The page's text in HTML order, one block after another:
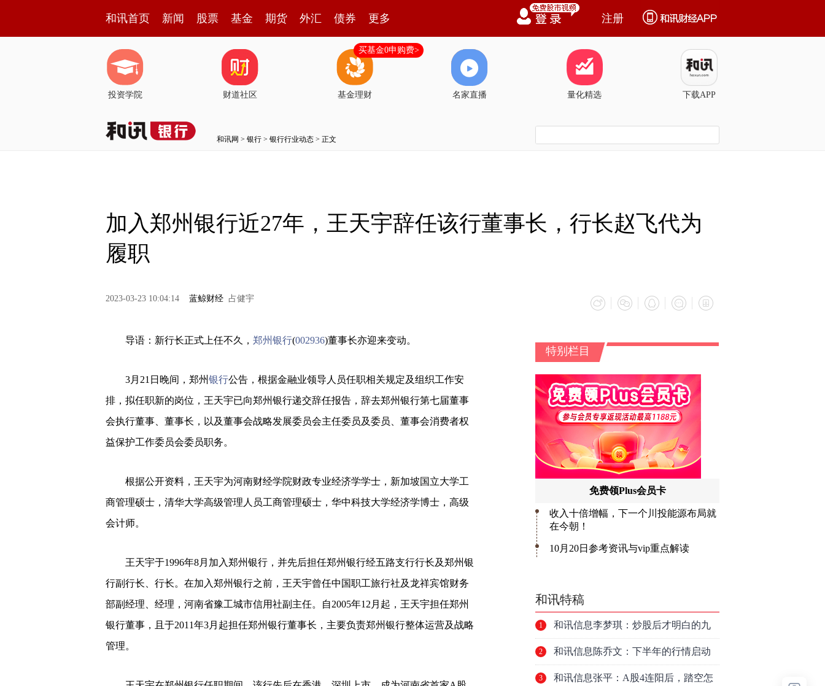
和讯首页 新闻 股票 基金 期货 外汇 债券 更多 注册
投资学院 财道社区 基金理财
买基金0申购费>
名家直播 量化精选 下载APP
和讯网 > 银行 > 银行行业动态 > 正文
加入郑州银行近27年，王天宇辞任该行董事长，行长赵飞代为
履职
2023-03-23 10:04:14 蓝鲸财经 占健宇
导语：新行长正式上任不久， 郑州银行(002936)董事长亦迎来变动。
3月21日晚间，郑州银行公告，根据金融业领导人员任职相关规定及组织工作安
排，拟任职新的岗位，王天宇已向郑州银行递交辞任报告，辞去郑州银行第七届董事
会执行董事、董事长，以及董事会战略发展委员会主任委员及委员、董事会消费者权
益保护工作委员会委员职务。
根据公开资料，王天宇为河南财经学院财政专业经济学学士，新加坡国立大学工
商管理硕士，清华大学高级管理人员工商管理硕士，华中科技大学经济学博士，高级
会计师。
王天宇于1996年8月加入郑州银行，并先后担任郑州银行经五路支行行长及郑州银
行副行长、行长。在加入郑州银行之前，王天宇曾任中国职工旅行社及龙祥宾馆财务
部副经理、经理，河南省豫工城市信用社副主任。自2005年12月起，王天宇担任郑州
银行董事，且于2011年3月起担任郑州银行董事长，主要负责郑州银行整体运营及战略
管理。
和讯特稿
1 和讯信息李梦琪：炒股后才明白的九
个人生道理
2 和讯信息陈乔文：下半年的行情启动
了
3 和讯信息张平：A股4连阳后，踏空怎